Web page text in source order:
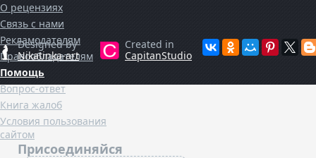
О рецензиях
Cвязь с нами
Рекламодателям
Правообладателям
Помощь
Вопрос-ответ
Книга жалоб
Условия пользования
сайтом
Присоединяйся
Designed by
Nikatinka-art
Created in
CapitanStudio